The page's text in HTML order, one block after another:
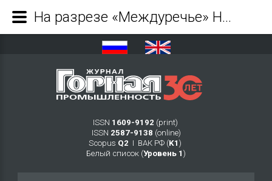
ISSN 1609-9192 (print)
ISSN 2587-9138 (online)
Scopus Q2 Ι ВАК РФ (K1 )
Белый список (Уровень 1 )
На разрезе «Междуречье» Новой Горной Управляющей Компании ввели в эксплуатацию новый электрический экскаватор ЭКГ-20 - Журнал Горная промышленность